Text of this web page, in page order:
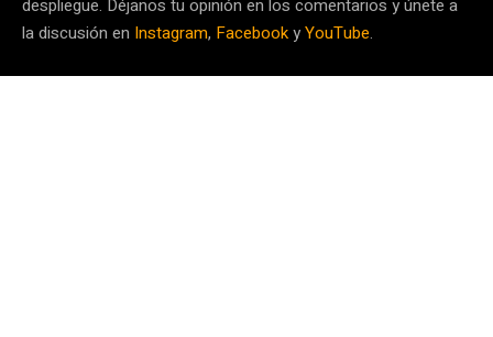
despliegue. Déjanos tu opinión en los comentarios y únete a
la discusión en Instagram, FacebookyYouTube.